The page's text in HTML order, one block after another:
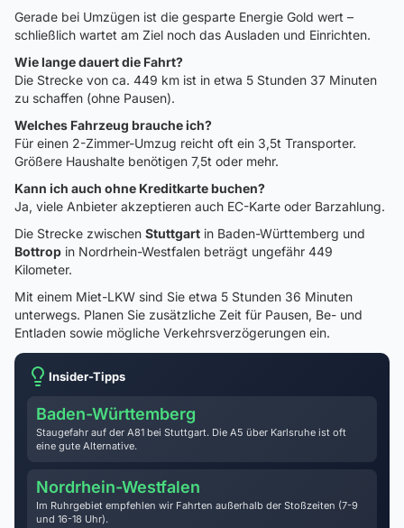
Gerade bei Umzügen ist die gesparte Energie Gold wert –
schließlich wartet am Ziel noch das Ausladen und Einrichten.
Wie lange dauert die Fahrt?
Die Strecke von ca. 449 km ist in etwa 5 Stunden 37 Minuten
zu schaffen (ohne Pausen).
Welches Fahrzeug brauche ich?
Für einen 2-Zimmer-Umzug reicht oft ein 3,5t Transporter.
Größere Haushalte benötigen 7,5t oder mehr.
Kann ich auch ohne Kreditkarte buchen?
Ja, viele Anbieter akzeptieren auch EC-Karte oder Barzahlung.
Die Strecke zwischen Stuttgart in Baden-Württemberg und
Bottrop in Nordrhein-Westfalen beträgt ungefähr 449
Kilometer.
Mit einem Miet-LKW sind Sie etwa 5 Stunden 36 Minuten
unterwegs. Planen Sie zusätzliche Zeit für Pausen, Be- und
Entladen sowie mögliche Verkehrsverzögerungen ein.
Insider-Tipps
Baden-Württemberg
Staugefahr auf der A81 bei Stuttgart. Die A5 über Karlsruhe ist oft
eine gute Alternative.
Nordrhein-Westfalen
Im Ruhrgebiet empfehlen wir Fahrten außerhalb der Stoßzeiten (7-9
und 16-18 Uhr).